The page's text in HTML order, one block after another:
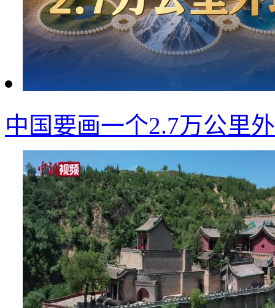
中国要画一个2.7万公里